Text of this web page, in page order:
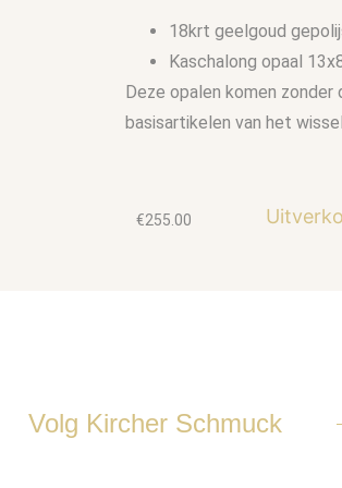
18krt geelgoud
Kaschalong opaal
Deze opalen komen
basisartikelen van het
€255.00
Volg Kircher Schmuck